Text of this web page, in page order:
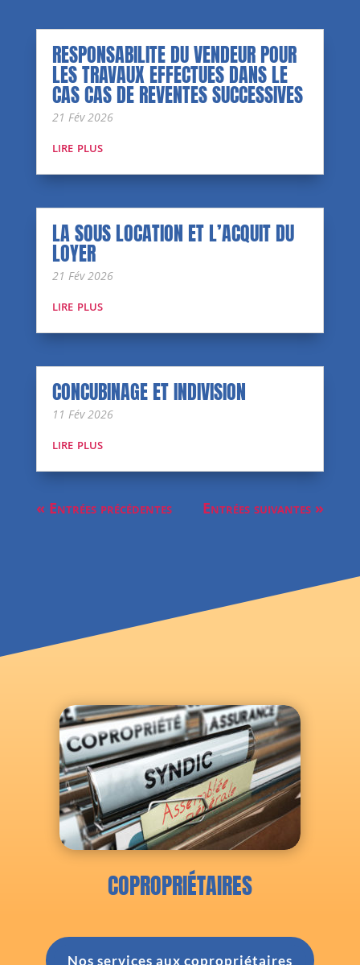
RESPONSABILITE DU VENDEUR POUR
LES TRAVAUX EFFECTUES DANS LE
CAS CAS DE REVENTES SUCCESSIVES
21 Fév 2026
lire plus
LA SOUS LOCATION ET L’ACQUIT DU
LOYER
21 Fév 2026
lire plus
CONCUBINAGE ET INDIVISION
11 Fév 2026
lire plus
« Entrées précédentes Entrées suivantes »
COPROPRIÉTAIRES
Nos services aux copropriétaires